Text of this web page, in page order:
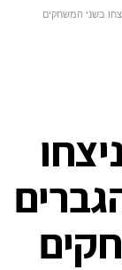
בשני המשחקים